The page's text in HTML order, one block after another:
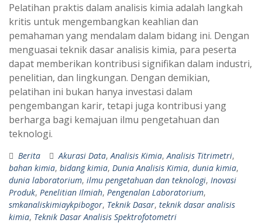
Pelatihan praktis dalam analisis kimia adalah langkah
kritis untuk mengembangkan keahlian dan
pemahaman yang mendalam dalam bidang ini. Dengan
menguasai teknik dasar analisis kimia, para peserta
dapat memberikan kontribusi signifikan dalam industri,
penelitian, dan lingkungan. Dengan demikian,
pelatihan ini bukan hanya investasi dalam
pengembangan karir, tetapi juga kontribusi yang
berharga bagi kemajuan ilmu pengetahuan dan
teknologi.
Berita Akurasi Data, Analisis Kimia, Analisis Titrimetri,
bahan kimia, bidang kimia, Dunia Analisis Kimia, dunia kimia,
dunia laboratorium, ilmu pengetahuan dan teknologi, Inovasi
Produk, Penelitian Ilmiah, Pengenalan Laboratorium,
smkanaliskimiaykpibogor, Teknik Dasar, teknik dasar analisis
kimia, Teknik Dasar Analisis Spektrofotometri